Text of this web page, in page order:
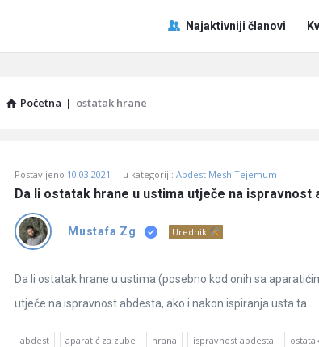
Pitaj
Učene
Najaktivniji članovi
Početna | ostatak hrane
Učene
Latest
Pitanja
Postavljeno 10.03.2021 u kategoriji: Abdest Mesh Tejemum
Da li ostatak hrane u ustima utječe na ispravnost
Mustafa Zg Urednik
Da li ostatak hrane u ustima (posebno kod onih sa
utječe na ispravnost abdesta, ako i nakon ispiranja usta ta ...
abdest aparatić za zube hrana ispravnost abdesta